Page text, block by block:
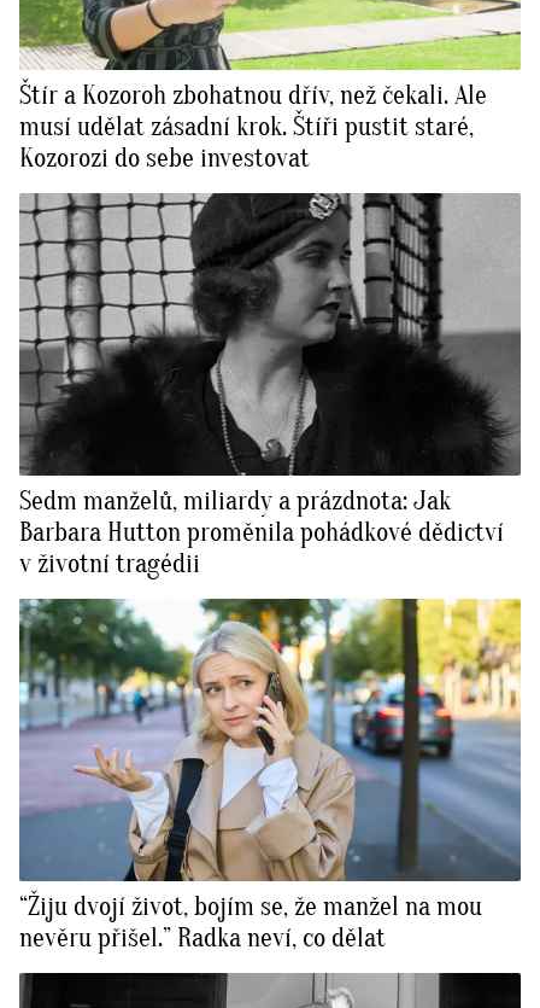
Štír a Kozoroh zbohatnou dřív, než čekali. Ale
musí udělat zásadní krok. Štíři pustit staré,
Kozorozi do sebe investovat
Sedm manželů, miliardy a prázdnota: Jak
Barbara Hutton proměnila pohádkové dědictví
v životní tragédii
“Žiju dvojí život, bojím se, že manžel na mou
nevěru přišel.” Radka neví, co dělat